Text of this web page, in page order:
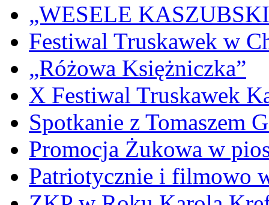
„WESELE
Festiwal Truskawek w
„Różowa Księżniczka”
X Festiwal Truskawek
Spotkanie z Tomaszem
Promocja Żukowa w
Patriotycznie i filmowo